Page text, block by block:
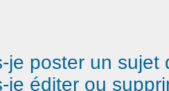
je poster un sujet
je éditer ou